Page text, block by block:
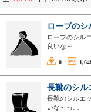
ローブのシ
ローブのシル
良いな～…
0
長靴のシル
長靴のシルエ
いな～っ…